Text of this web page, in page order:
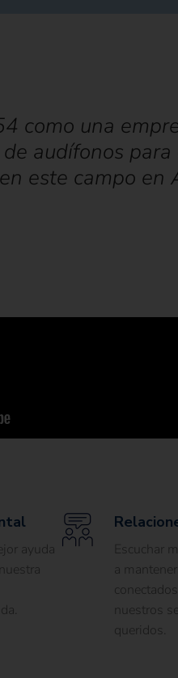
como una
audífonos
este campo en
ayuda
Escuchar
a
conectados
nuestros
queridos.